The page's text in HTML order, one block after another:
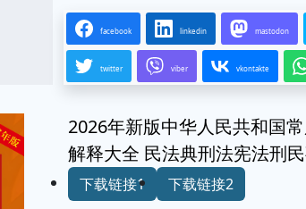
facebook linkedin mastodon
twitter viber vkontakte
2026年新版中华人民共和国
解释大全 民法典刑法宪法刑
下载链接1 下载链接2